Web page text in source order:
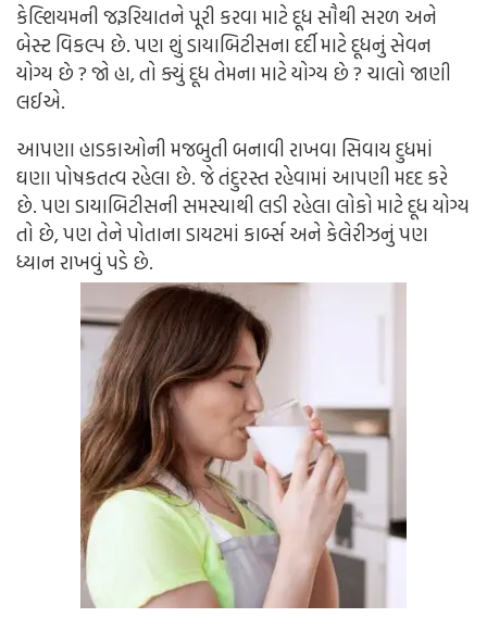
કેલ્શિયમની જરૂરિયાતને પૂરી કરવા માટે દૂધ સૌથી સરળ અને
બેસ્ટ વિકલ્પ છે. પણ શું ડાયાબિટીસના દર્દી માટે દૂધનું સેવન
યોગ્ય છે ? જો હા, તો ક્યું દૂધ તેમના માટે યોગ્ય છે ? ચાલો જાણી
લઈએ.
આપણા હાડકાઓની મજબુતી બનાવી રાખવા સિવાય દુધમાં
ઘણા પોષકતત્વ રહેલા છે. જે તંદુરસ્ત રહેવામાં આપણી મદદ કરે
છે. પણ ડાયાબિટીસની સમસ્યાથી લડી રહેલા લોકો માટે દૂધ યોગ્ય
તો છે, પણ તેને પોતાના ડાયટમાં કાર્બ્સ અને કેલેરીઝનું પણ
ધ્યાન રાખવું પડે છે.